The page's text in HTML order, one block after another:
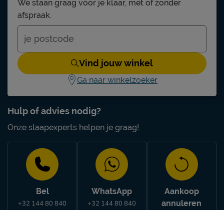
Hulp of advies nodig?
Onze slaapexperts helpen je graag!
Bel
+32 144 80 840
WhatsApp
+32 144 80 840
Aankoop
annuleren
We staan graag voor je klaar, met of zonder
afspraak.
Vind jouw winkel
Ga naar winkelzoeker